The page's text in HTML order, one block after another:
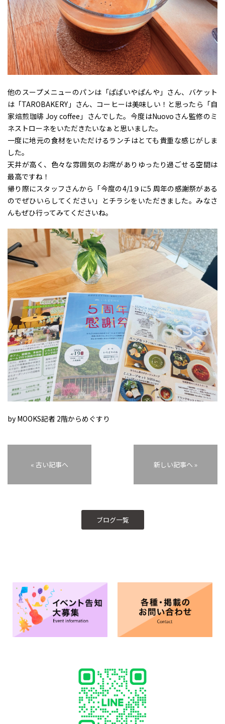
他のスープメニューのパンは「ぱぱいやぱんや」さん、バケット
は「TAROBAKERY」さん、コーヒーは美味しい！と思ったら「自
家焙煎珈琲 Joy coffee」さんでした。今度はNuovoさん監修のミ
ネストローネをいただきたいなぁと思いました。
一度に地元の食材をいただけるランチはとても貴重な感じがしま
した。
天井が高く、色々な雰囲気のお席がありゆったり過ごせる空間は
最高ですね！
帰り際にスタッフさんから「今度の4/1９に5 周年の感謝祭がある
のでぜひいらしてください」とチラシをいただきました。みなさ
んもぜひ行ってみてくださいね。
by MOOKS記者 2階からめぐすり
« 古い記事へ 新しい記事へ »
ブログ一覧